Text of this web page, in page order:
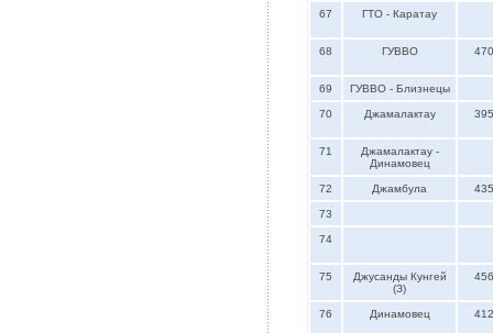
67 ГТО - Каратау
68 ГУВВО
69 ГУВВО - Близнецы
70 Джамалактау
71
Джамалактау -
Динамовец
72 Джамбула
73
74
75
Джусанды Кунгей
(З)
76 Динамовец